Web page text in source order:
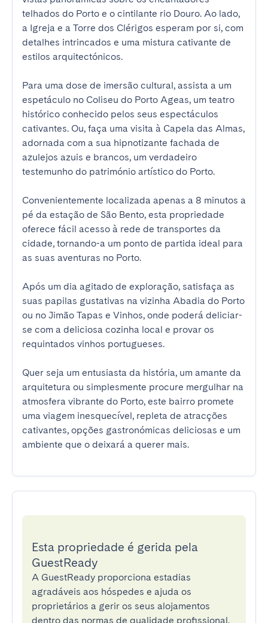
telhados do Porto e o cintilante rio Douro. Ao lado,
a Igreja e a Torre dos Clérigos esperam por si, com
detalhes intrincados e uma mistura cativante de
estilos arquitectónicos.
Para uma dose de imersão cultural, assista a um
espetáculo no Coliseu do Porto Ageas, um teatro
histórico conhecido pelos seus espectáculos
cativantes. Ou, faça uma visita à Capela das Almas,
adornada com a sua hipnotizante fachada de
azulejos azuis e brancos, um verdadeiro
testemunho do património artístico do Porto.
Convenientemente localizada apenas a 8 minutos a
pé da estação de São Bento, esta propriedade
oferece fácil acesso à rede de transportes da
cidade, tornando-a um ponto de partida ideal para
as suas aventuras no Porto.
Após um dia agitado de exploração, satisfaça as
suas papilas gustativas na vizinha Abadia do Porto
ou no Jimão Tapas e Vinhos, onde poderá deliciar-
se com a deliciosa cozinha local e provar os
requintados vinhos portugueses.
Quer seja um entusiasta da história, um amante da
arquitetura ou simplesmente procure mergulhar na
atmosfera vibrante do Porto, este bairro promete
uma viagem inesquecível, repleta de atracções
cativantes, opções gastronómicas deliciosas e um
ambiente que o deixará a querer mais.
Esta propriedade é gerida pela
GuestReady
A GuestReady proporciona estadias
agradáveis aos hóspedes e ajuda os
proprietários a gerir os seus alojamentos
dentro das normas de qualidade profissional.